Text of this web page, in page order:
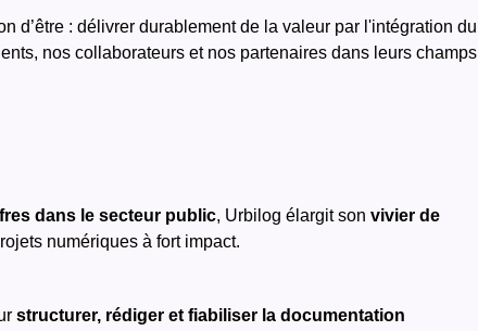
d’être : délivrer durablement de la valeur par l'intégration du
nos collaborateurs et nos partenaires dans leurs champs
dans le secteur public, Urbilog élargit son vivier de
numériques à fort impact.
structurer, rédiger et fiabiliser la documentation